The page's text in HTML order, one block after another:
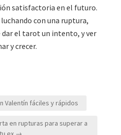
satisfactoria en el futuro.
con una ruptura,
dar el tarot un intento, y ver
y crecer.
Valentín fáciles y rápidos
en rupturas para superar a